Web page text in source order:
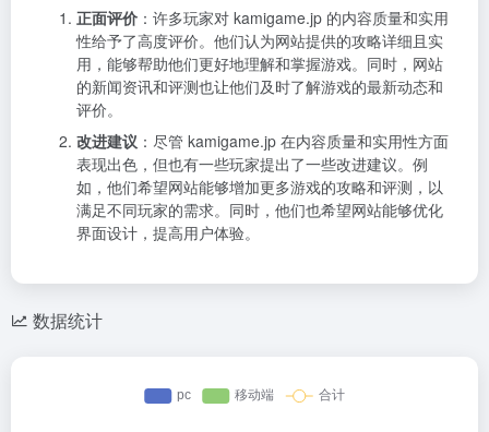
正面评价 ：许多玩家对 kamigame.jp 的内容质量和实用
性给予了高度评价。他们认为网站提供的攻略详细且实
用，能够帮助他们更好地理解和掌握游戏。同时，网站
的新闻资讯和评测也让他们及时了解游戏的最新动态和
评价。
改进建议 ：尽管 kamigame.jp 在内容质量和实用性方面
表现出色，但也有一些玩家提出了一些改进建议。例
如，他们希望网站能够增加更多游戏的攻略和评测，以
满足不同玩家的需求。同时，他们也希望网站能够优化
界面设计，提高用户体验。
数据统计